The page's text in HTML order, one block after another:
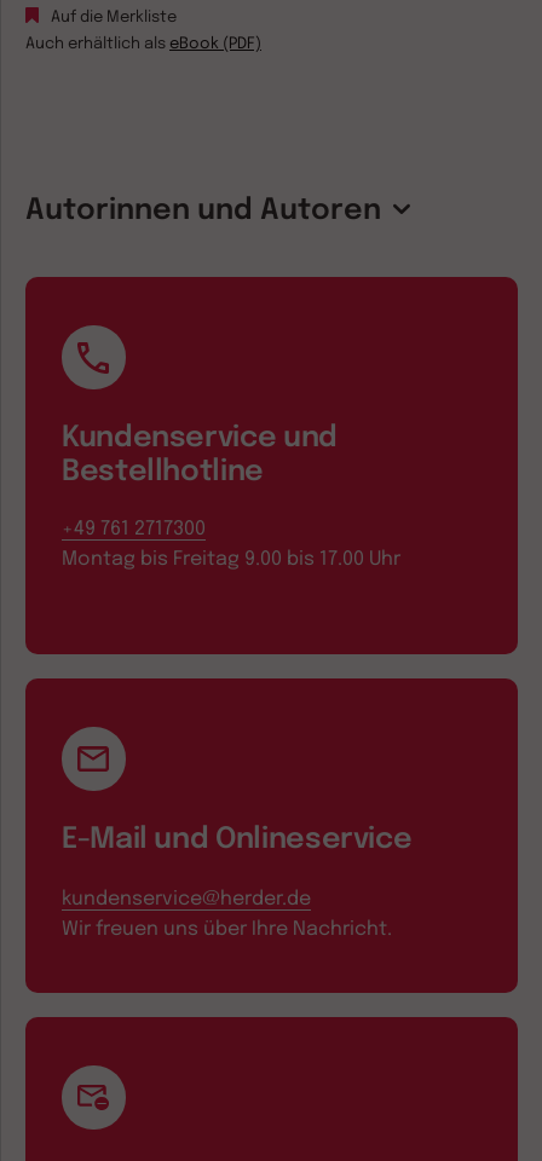
Auf die Merkliste
Auch erhältlich als eBook (PDF)
Autorinnen und Autoren
Kundenservice und
Bestellhotline
+49 761 2717300
Montag bis Freitag 9.00 bis 17.00 Uhr
E-Mail und Onlineservice
kundenservice@herder.de
Wir freuen uns über Ihre Nachricht.